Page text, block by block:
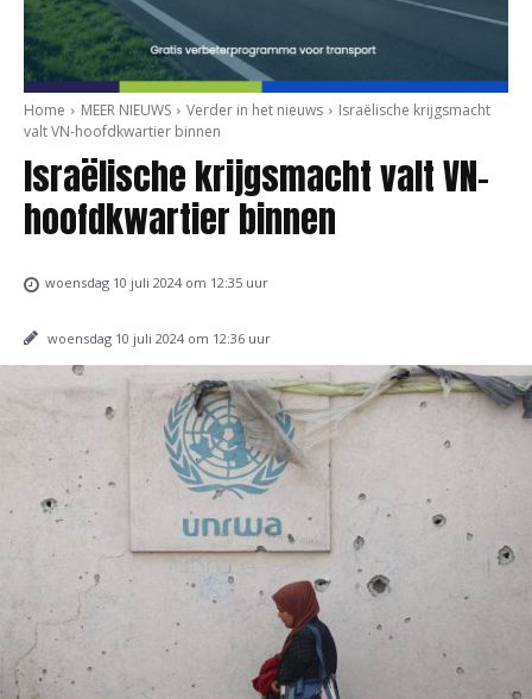
Home MEER NIEUWS Verder in het nieuws
Israëlische krijgsmacht
valt VN-hoofdkwartier binnen
Israëlische krijgsmacht valt VN-
hoofdkwartier binnen
woensdag 10 juli 2024 om 12:35 uur
woensdag 10 juli 2024 om 12:36 uur